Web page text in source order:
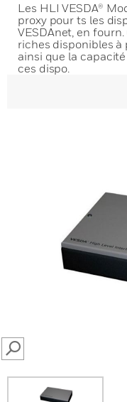
Les HLI VESDA®
proxy pour ts les
VESDAnet, en
riches disponibles à
ainsi que la
ces dispo.
SEARCH